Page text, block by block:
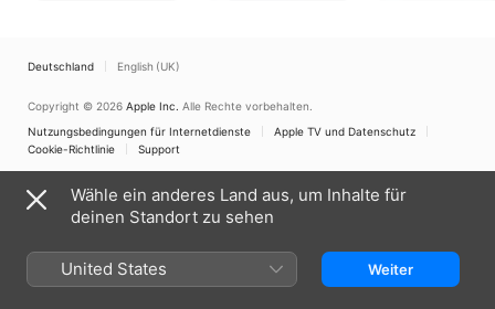
Deutschland English (UK)
Copyright © 2026 Apple Inc. Alle Rechte vorbehalten.
Nutzungsbedingungen für Internetdienste
Apple TV und Datenschutz
Cookie-Richtlinie
Support
Wähle ein anderes Land aus, um Inhalte für
deinen Standort zu sehen
United States Weiter